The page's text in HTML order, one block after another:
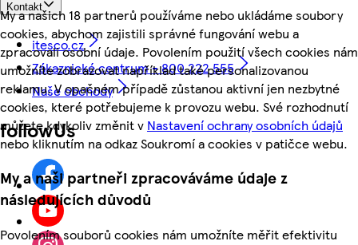
My a našich 18 partnerů používáme nebo ukládáme soubory
cookies, abychom zajistili správné fungování webu a
zpracovali osobní údaje. Povolením použití všech cookies nám
umožníte zobrazovat například také personalizovanou
reklamu. V opačném případě zůstanou aktivní jen nezbytné
cookies, které potřebujeme k provozu webu. Své rozhodnutí
můžete kdykoliv změnit v Nastavení ochrany osobních údajů
nebo kliknutím na odkaz Soukromí a cookies v patičce webu.
My a naši partneři zpracováváme údaje z
následujících důvodů
Povolením souborů cookies nám umožníte měřit efektivitu
Kontakt
itesco.cz
Zákaznické centrum - 800 222 555
Naše obchody
followUs